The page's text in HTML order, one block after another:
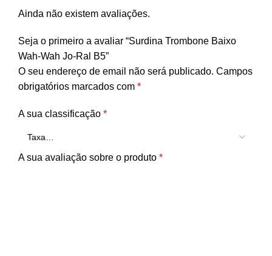
Ainda não existem avaliações.
Seja o primeiro a avaliar “Surdina Trombone Baixo
Wah-Wah Jo-Ral B5”
O seu endereço de email não será publicado. Campos
obrigatórios marcados com *
A sua classificação *
A sua avaliação sobre o produto *